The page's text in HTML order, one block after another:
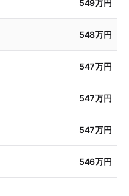
549万円
548万円
547万円
547万円
547万円
546万円